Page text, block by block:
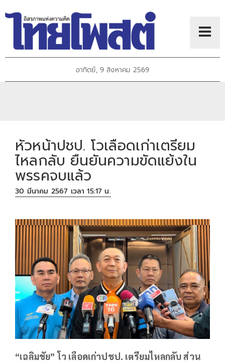
อาทิตย์, 9 สิงหาคม 2569
หัวหน้าปชป. โวเลือดเก่าเตรียม
ไหลกลับ ยืนยันความขัดแย้งใน
พรรคจบแล้ว
30 มีนาคม 2567 เวลา 15:17 น.
“เฉลิมชัย” โว เลือดเก่าปชป. เตรียมไหลกลับ ส่วน